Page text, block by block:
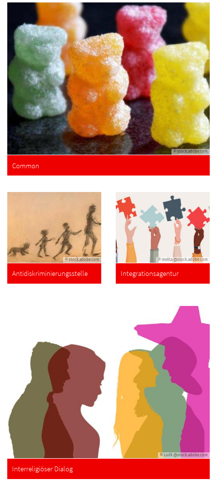
© stock.adobe.com
Common
© stock.adobe.com
Antidiskriminierungsstelle
© melita @stock.adobe.com
Integrationsagentur
© Ludk @stock.adobe.com
Interreligiöser Dialog